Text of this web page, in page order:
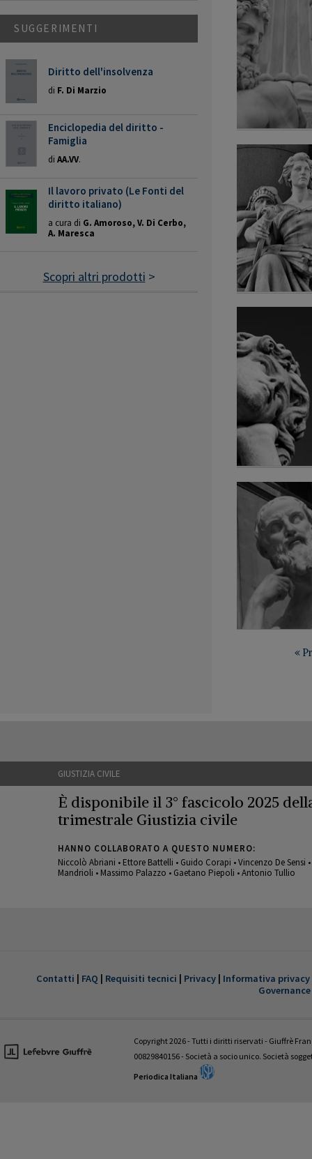
PAGINAZIONE
«
SUGGERIMENTI
Diritto dell'insolvenza
di F. Di Marzio
Enciclopedia del diritto -
Famiglia
di AA.VV.
Il lavoro privato (Le Fonti del
diritto italiano)
a cura di G. Amoroso, V. Di Cerbo,
A. Maresca
Scopri altri prodotti >
GIUSTIZIA CIVILE
È disponibile il 3° fascicolo 2025
trimestrale Giustizia civile
HANNO COLLABORATO A QUESTO NUMERO:
Niccolò Abriani • Ettore Battelli • Guido Corapi • Vincenzo De Sensi
Mandrioli • Massimo Palazzo • Gaetano Piepoli • Antonio Tullio
trimestrale Giustizia civile
Contatti | FAQ | Requisiti tecnici | Privacy | Informativa
Governance
Copyright 2026 - Tutti i diritti riservati - Giuffrè
00829840156 - Società a socio unico. Società
Periodica Italiana